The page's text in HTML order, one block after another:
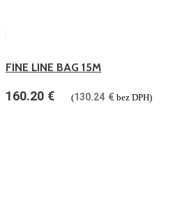
FINE LINE BAG 15M
160.20 € (130.24 € bez DPH)